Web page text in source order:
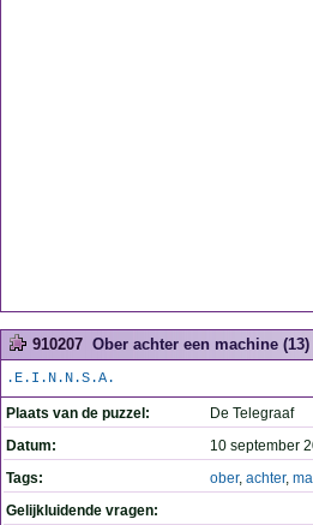
910207 Ober achter een machine (13)
.E.I.N.N.S.A.
Plaats van de puzzel:
De Telegraaf
Datum:
10 september
Tags:
ober, achter,
Gelijkluidende vragen: